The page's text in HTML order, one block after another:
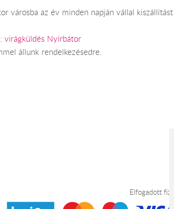
városba az év minden napján vállal
virágküldés Nyírbátor
állunk rendelkezésedre.
Elfogadott